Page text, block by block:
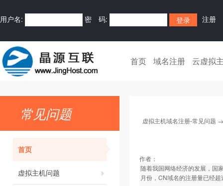
用户名: 密 码: 注册
首页 域名注册 云虚拟
常见问题
首页
虚拟主机问题
虚拟主机域名注册-常见问题
作者：
随着我国网络经济的发展，国
月份，CN域名的注册量已经